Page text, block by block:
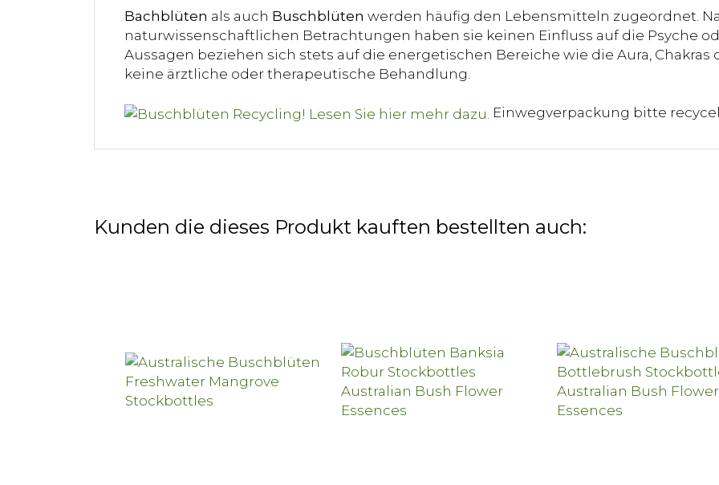
Bachblüten als auch Buschblüten werden häufig den Lebensmitteln zugeordnet.
naturwissenschaftlichen Betrachtungen haben sie keinen Einfluss auf die Psyche
Aussagen beziehen sich stets auf die energetischen Bereiche wie die Aura, Chakras
keine ärztliche oder therapeutische Behandlung.
Einwegverpackung bitte
Kunden die dieses Produkt kauften bestellten auch: